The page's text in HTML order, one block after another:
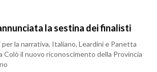
la sestina dei finalisti
la narrativa, Italiano, Leardini e Panetta
Colò il nuovo riconoscimento della Provincia